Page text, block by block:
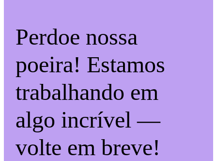
Perdoe nossa
poeira! Estamos
trabalhando em
algo incrível —
volte em breve!